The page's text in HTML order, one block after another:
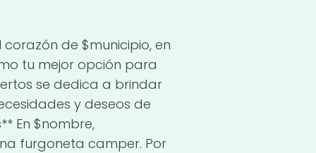
de $municipio, en
tu mejor opción para
se dedica a brindar
y deseos de
En $nombre,
furgoneta camper. Por